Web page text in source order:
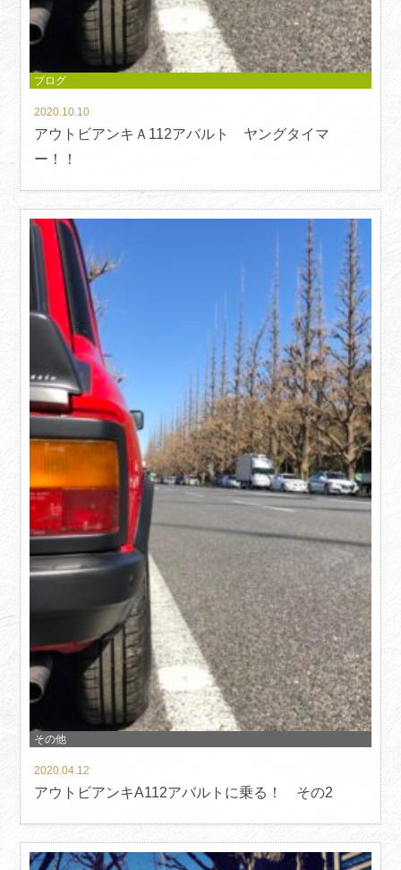
ブログ
2020.10.10
アウトビアンキＡ112アバルト ヤングタイマ
ー！！
その他
2020.04.12
アウトビアンキA112アバルトに乗る！ その2